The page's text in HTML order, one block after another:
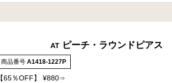
AT ピーチ・ラウンドピアス
商品番号 A1418-1227P
【65％OFF】 ¥880⇒